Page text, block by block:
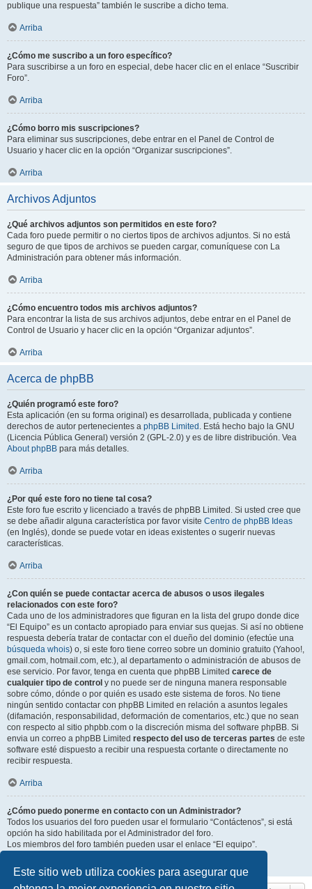
Este sitio web utiliza cookies para asegurar que
publique una respuesta” también le suscribe a dicho tema.
Arriba
¿Cómo me suscribo a un foro específico?
Para suscribirse a un foro en especial, debe hacer clic en el enlace “Suscribir
Foro”.
Arriba
¿Cómo borro mis suscripciones?
Para eliminar sus suscripciones, debe entrar en el Panel de Control de
Usuario y hacer clic en la opción “Organizar suscripciones”.
Arriba
Archivos Adjuntos
¿Qué archivos adjuntos son permitidos en este foro?
Cada foro puede permitir o no ciertos tipos de archivos adjuntos. Si no está
seguro de que tipos de archivos se pueden cargar, comuníquese con La
Administración para obtener más información.
Arriba
¿Cómo encuentro todos mis archivos adjuntos?
Para encontrar la lista de sus archivos adjuntos, debe entrar en el Panel de
Control de Usuario y hacer clic en la opción “Organizar adjuntos”.
Arriba
Acerca de phpBB
¿Quién programó este foro?
Esta aplicación (en su forma original) es desarrollada, publicada y contiene
derechos de autor pertenecientes a phpBB Limited . Está hecho bajo la GNU
(Licencia Pública General) versión 2 (GPL-2.0) y es de libre distribución. Vea
About phpBB para más detalles.
Arriba
¿Por qué este foro no tiene tal cosa?
Este foro fue escrito y licenciado a través de phpBB Limited. Si usted cree que
se debe añadir alguna característica por favor visite Centro de phpBB Ideas
(en Inglés), donde se puede votar en ideas existentes o sugerir nuevas
características.
Arriba
¿Con quién se puede contactar acerca de abusos o usos ilegales
relacionados con este foro?
Cada uno de los administradores que figuran en la lista del grupo donde dice
“El Equipo” es un contacto apropiado para enviar sus quejas. Si así no obtiene
respuesta debería tratar de contactar con el dueño del dominio (efectúe una
búsqueda whois) o, si este foro tiene correo sobre un dominio gratuito (Yahoo!,
gmail.com, hotmail.com, etc.), al departamento o administración de abusos de
ese servicio. Por favor, tenga en cuenta que phpBB Limited carece de
cualquier tipo de control y no puede ser de ninguna manera responsable
sobre cómo, dónde o por quién es usado este sistema de foros. No tiene
ningún sentido contactar con phpBB Limited en relación a asuntos legales
(difamación, responsabilidad, deformación de comentarios, etc.) que no sean
con respecto al sitio phpbb.com o la discreción misma del software phpBB. Si
envia un correo a phpBB Limited respecto del uso de terceras partes de este
software esté dispuesto a recibir una respuesta cortante o directamente no
recibir respuesta.
Arriba
¿Cómo puedo ponerme en contacto con un Administrador?
Todos los usuarios del foro pueden usar el formulario “Contáctenos”, si está
opción ha sido habilitada por el Administrador del foro.
Los miembros del foro también pueden usar el enlace “El equipo”.
Arriba